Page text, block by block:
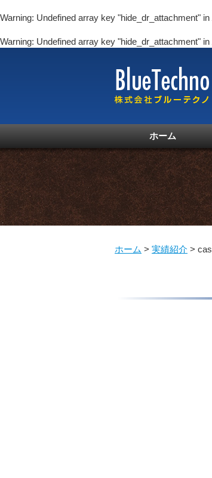
Warning: Undefined array key "hide_dr_attachment" in
Warning: Undefined array key "hide_dr_attachment" in
ホーム
ホーム > 実績紹介 >